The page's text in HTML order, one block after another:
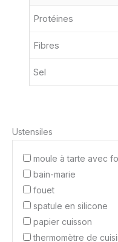
Protéines
Fibres
Sel
Ustensiles
moule à tarte avec
bain-marie
fouet
spatule en silicone
papier cuisson
thermomètre de